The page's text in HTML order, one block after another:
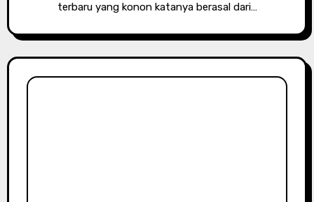
terbaru yang konon katanya berasal dari…